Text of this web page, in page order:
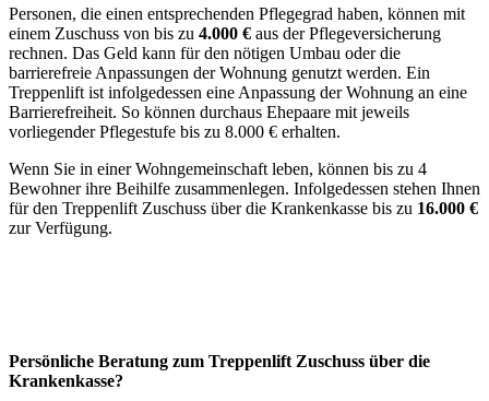
Personen, die einen entsprechenden Pflegegrad haben, können mit
einem Zuschuss von bis zu 4.000 € aus der Pflegeversicherung
rechnen. Das Geld kann für den nötigen Umbau oder die
barrierefreie Anpassungen der Wohnung genutzt werden. Ein
Treppenlift ist infolgedessen eine Anpassung der Wohnung an eine
Barrierefreiheit. So können durchaus Ehepaare mit jeweils
vorliegender Pflegestufe bis zu 8.000 € erhalten.
Wenn Sie in einer Wohngemeinschaft leben, können bis zu 4
Bewohner ihre Beihilfe zusammenlegen. Infolgedessen stehen Ihnen
für den Treppenlift Zuschuss über die Krankenkasse bis zu 16.000 €
zur Verfügung.
Persönliche Beratung zum Treppenlift Zuschuss über die
Krankenkasse?